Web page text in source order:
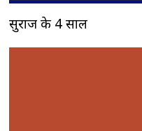
सुराज के 4 साल